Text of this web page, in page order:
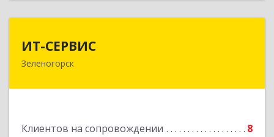
ИТ-СЕРВИС
Зеленогорск
Клиентов на сопровождении 8
663690, Красноярский край, Зеленогорск г,